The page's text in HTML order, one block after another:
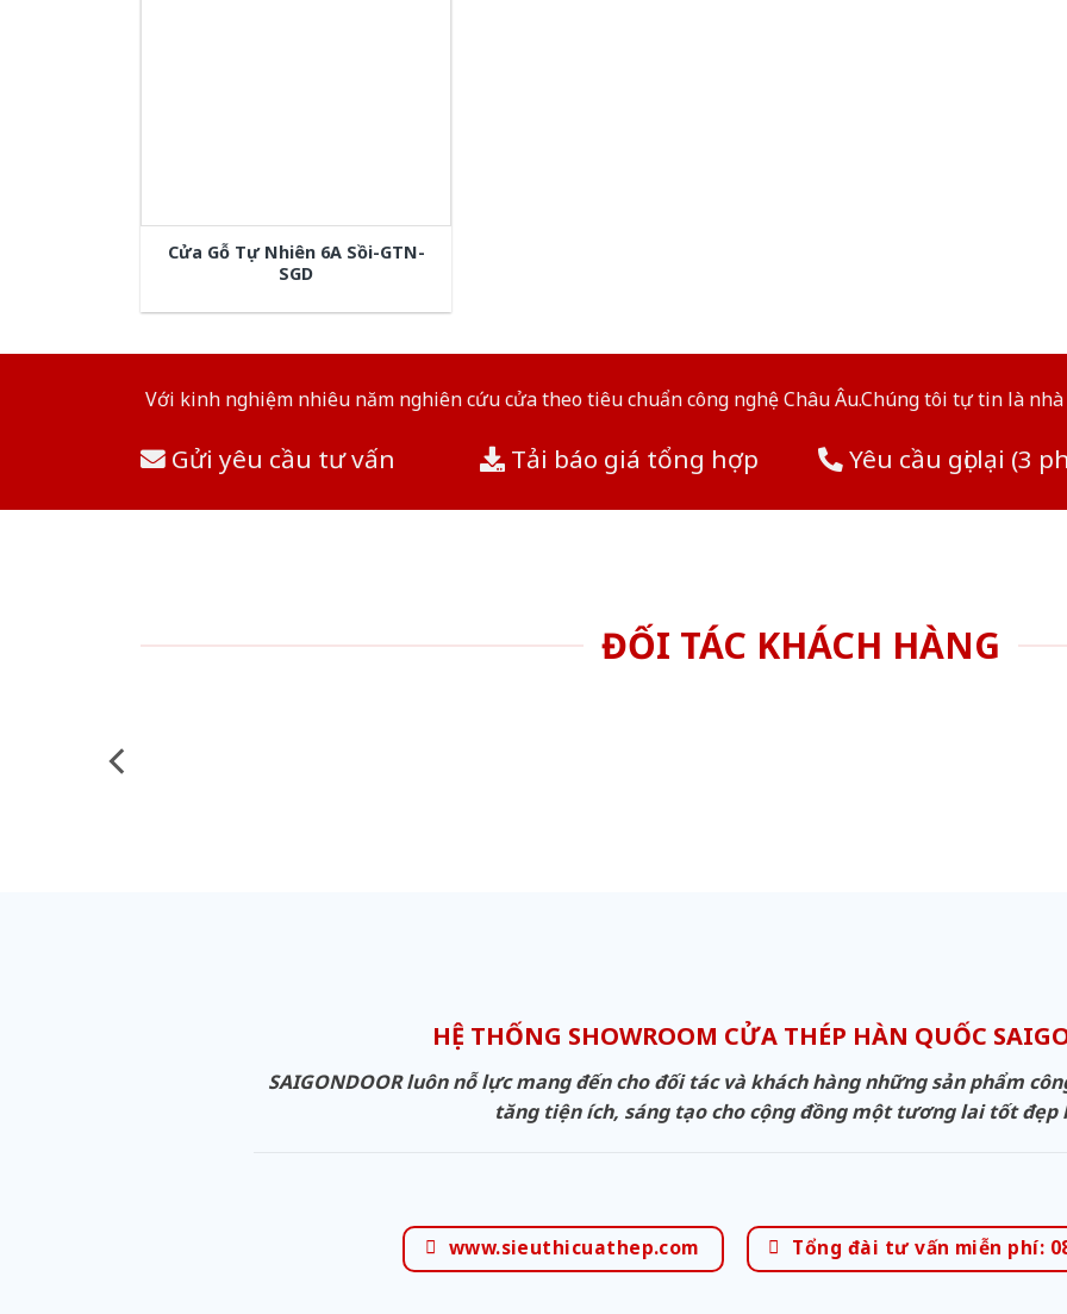
Cửa Gỗ Tự Nhiên 6A Sồi-GTN-
SGD
Với kinh nghiệm nhiêu năm nghiên cứu cửa theo tiêu chuẩn công nghệ Châu Âu.Chúng tôi tự tin là
Gửi yêu cầu tư vấn Tải báo giá tổng hợp Yêu cầu gọi lại (3
ĐỐI TÁC KHÁCH HÀNG
HỆ THỐNG SHOWROOM CỬA THÉP HÀN QUỐC
SAIGONDOOR luôn nỗ lực mang đến cho đối tác và khách hàng những sản phẩm
tăng tiện ích, sáng tạo cho cộng đồng một tương lai tốt đẹp
www.sieuthicuathep.com Tổng đài tư vấn miễn phí: